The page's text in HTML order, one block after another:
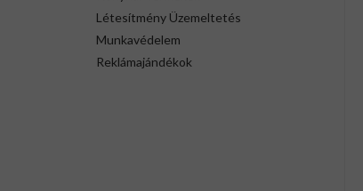
Létesítmény Üzemeltetés
Munkavédelem
Reklámajándékok